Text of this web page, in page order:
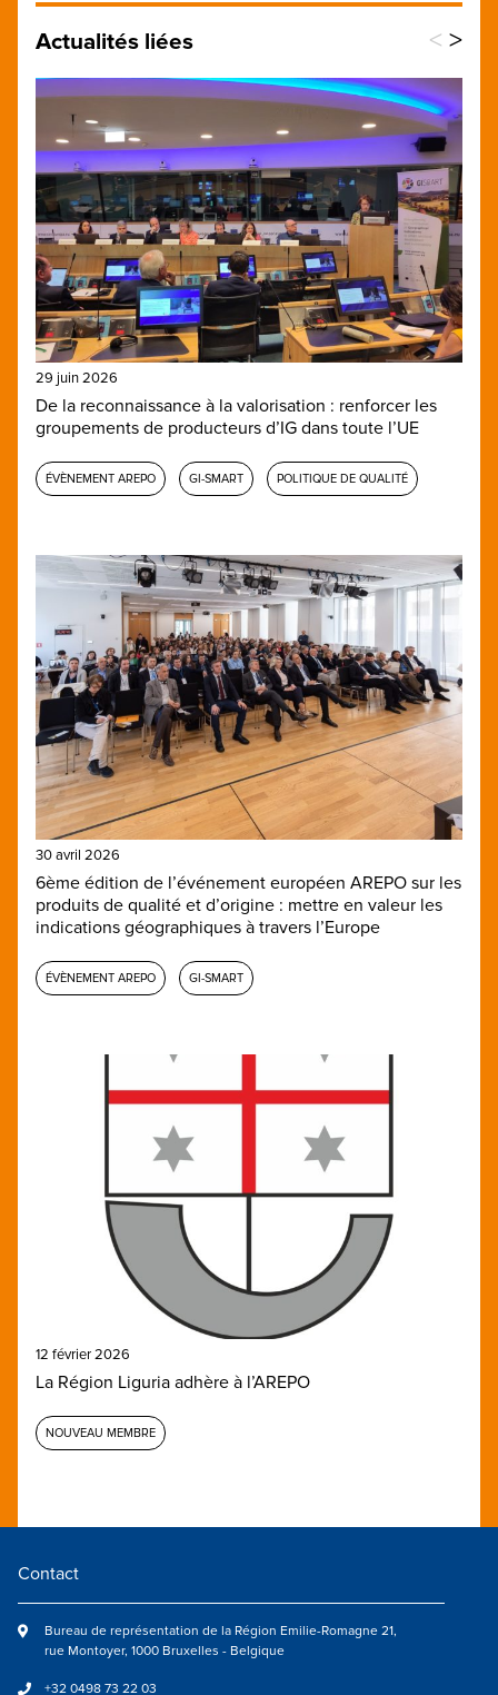
Actualités liées < >
29 juin 2026
De la reconnaissance à la valorisation : renforcer les
groupements de producteurs d’IG dans toute l’UE
ÉVÈNEMENT AREPO GI-SMART POLITIQUE DE QUALITÉ
30 avril 2026
6ème édition de l’événement européen AREPO sur les
produits de qualité et d’origine : mettre en valeur les
indications géographiques à travers l’Europe
ÉVÈNEMENT AREPO GI-SMART
12 février 2026
La Région Liguria adhère à l’AREPO
NOUVEAU MEMBRE
Contact
Bureau de représentation de la Région Emilie-Romagne 21,
rue Montoyer, 1000 Bruxelles - Belgique
+32 0498 73 22 03